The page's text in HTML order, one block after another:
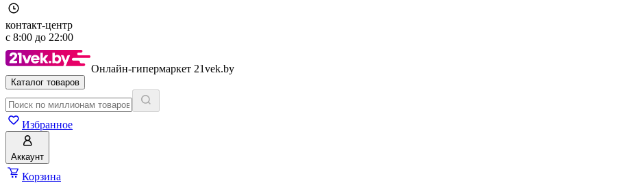
контакт-центр
с 8:00 до 22:00
Онлайн-гипермаркет 21vek.by
Каталог товаров
Избранное
Аккаунт
Корзина